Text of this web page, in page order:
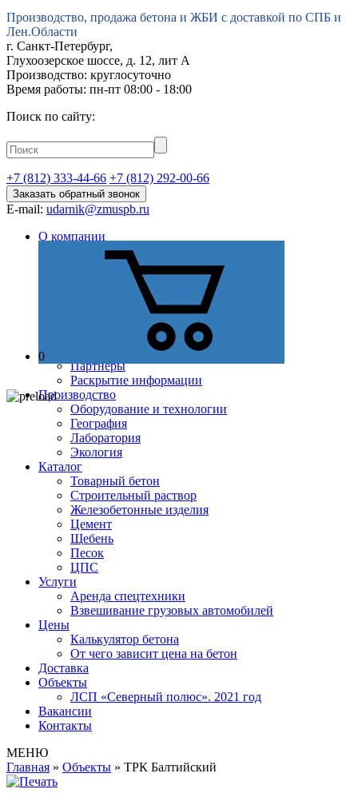
Производство, продажа бетона и ЖБИ с доставкой по СПБ и
Лен.Области
г. Санкт-Петербург,
Глухоозерское шоссе, д. 12, лит А
Производство: круглосуточно
Время работы: пн-пт 08:00 - 18:00
Поиск по сайту:
+7 (812) 333-44-66 +7 (812) 292-00-66
Заказать обратный звонок
E-mail: udarnik@zmuspb.ru
О компании
Сертификаты и лицензии
Наши преимущества
Партнеры
Раскрытие информации
Производство
Оборудование и технологии
География
Лаборатория
Экология
Каталог
Товарный бетон
Строительный раствор
Железобетонные изделия
Цемент
Щебень
Песок
ЦПС
Услуги
Аренда спецтехники
Взвешивание грузовых автомобилей
Цены
Калькулятор бетона
От чего зависит цена на бетон
Доставка
Объекты
ЛСП «Северный полюс». 2021 год
Вакансии
Контакты
МЕНЮ
Главная » Объекты » ТРК Балтийский
0